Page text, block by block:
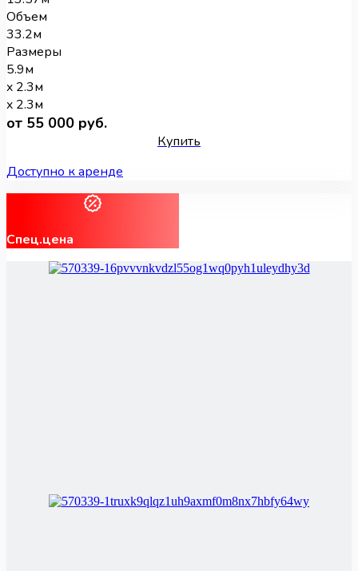
Объем
33.2м
Размеры
5.9м
x 2.3м
x 2.3м
от 55 000 руб.
Купить
Доступно к аренде
Спец.цена